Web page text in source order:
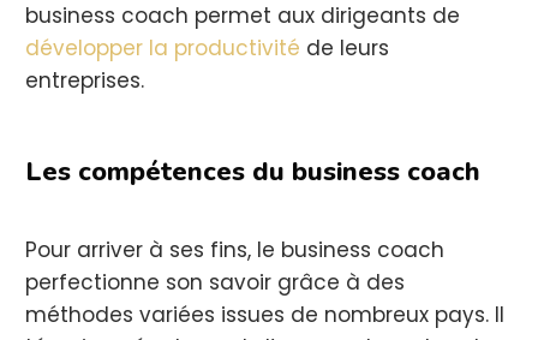
business coach permet aux dirigeants de
développer la productivité de leurs
entreprises.
Les compétences du business coach
Pour arriver à ses fins, le business coach
perfectionne son savoir grâce à des
méthodes variées issues de nombreux pays. Il